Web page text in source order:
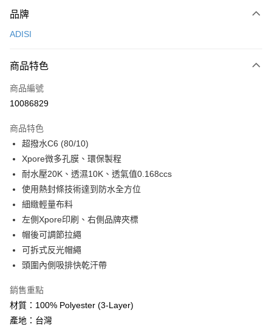
信用卡一次付款
LINE Pay
Apple Pay
悠遊付
Google Pay
全盈+PAY
大哥付你分期
相關說明
【大哥付你分期使用說明】
1.本服務由台灣大哥大提供，台灣大哥大用戶可立即使用無須另外申請。
2.付款方式選擇「大哥付你分期」，訂單成立後會自動跳轉到大哥付的交易
流程，驗證手機門號後，選擇欲分期的期數、繳款截止日，確認付款後即完
3.實際核准額度、可分期數及費用金額請依後續交易確認頁面所載為準。
4.訂單成立30分鐘內，如未前往確認交易或遇審核未通過，訂單將自動取
消。如遇「轉專審核」未通過狀況，表示未達大哥付你分期系統評分，恕無
法說明評估內容。
AFTEE先享後付
相關說明
【關於「AFTEE先享後付」】
便利好安心！
１．簡單：不需註冊會員、不需綁卡、不需儲值。
２．便利：只要手機號碼，簡訊認證，即可結帳。
３．安心：先確認商品／服務後，再付款。
貨到付款
品牌
ADISI
商品特色
商品編號
10086829
商品特色
超撥水C6 (80/10)
Xpore微多孔膜、環保製程
耐水壓20K、透濕10K、透氣值0.168ccs
使用熱封條技術達到防水全方位
細緻輕量布料
左側Xpore印刷、右側品牌夾標
帽後可調節拉繩
可拆式反光帽繩
頭圍內側吸排快乾汗帶
銷售重點
材質：100% Polyester (3-Layer)
產地：台灣